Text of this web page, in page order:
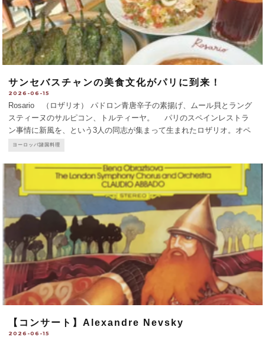
サンセバスチャンの美食文化がパリに到来！
2026-06-15
Rosario （ロザリオ） パドロン青唐辛子の素揚げ、ムール貝とラング
スティーヌのサルピコン、トルティーヤ。 パリのスペインレストラ
ン事情に新風を、という3人の同志が集まって生まれたロザリオ。オペ
ラ座から徒歩圏内に突如現れるタイル張りの真っ赤な店構えはスペイン
ヨーロッパ諸国料理
【コンサート】Alexandre Nevsky
2026-06-15